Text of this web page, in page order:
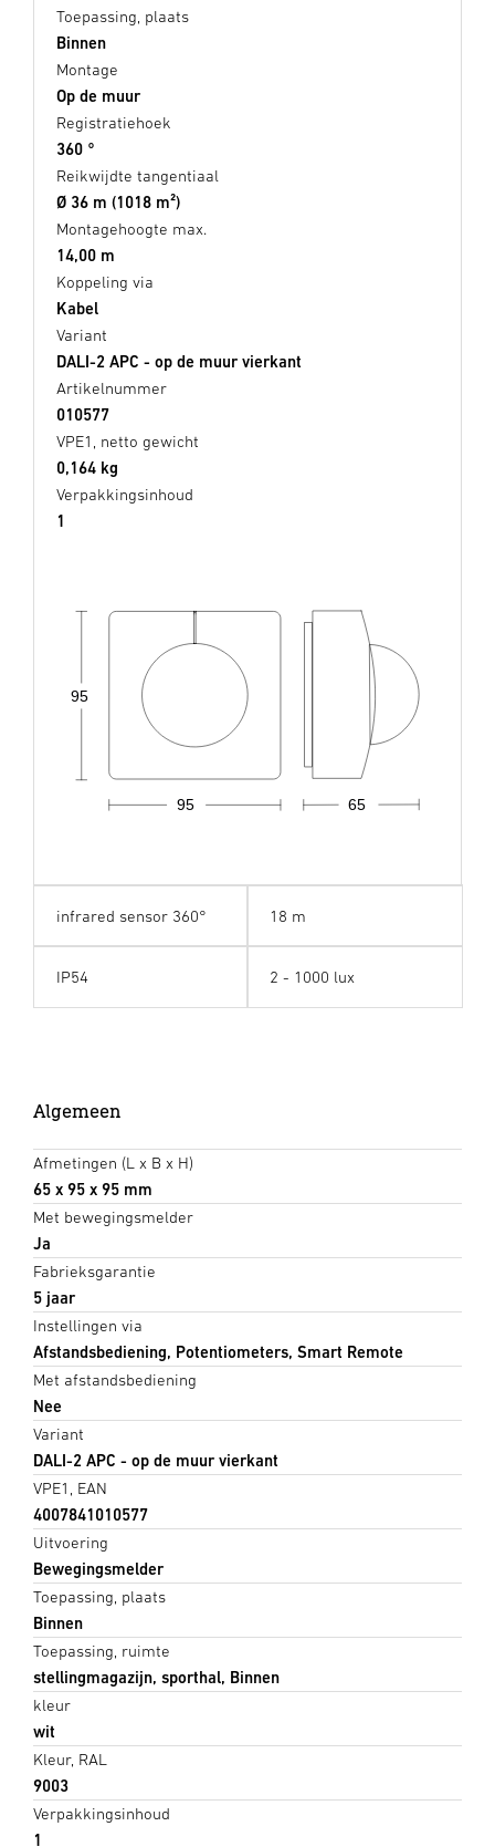
Toepassing, plaats
Binnen
Montage
Op de muur
Registratiehoek
360 °
Reikwijdte tangentiaal
Ø 36 m (1018 m²)
Montagehoogte max.
14,00 m
Koppeling via
Kabel
Variant
DALI-2 APC - op de muur vierkant
Artikelnummer
010577
VPE1, netto gewicht
0,164 kg
Verpakkingsinhoud
1
65
95
95
infrared sensor 360° 18 m
IP54 2 - 1000 lux
Algemeen
Afmetingen (L x B x H)
65 x 95 x 95 mm
Met bewegingsmelder
Ja
Fabrieksgarantie
5 jaar
Instellingen via
Afstandsbediening, Potentiometers, Smart Remote
Met afstandsbediening
Nee
Variant
DALI-2 APC - op de muur vierkant
VPE1, EAN
4007841010577
Uitvoering
Bewegingsmelder
Toepassing, plaats
Binnen
Toepassing, ruimte
stellingmagazijn, sporthal, Binnen
kleur
wit
Kleur, RAL
9003
Verpakkingsinhoud
1